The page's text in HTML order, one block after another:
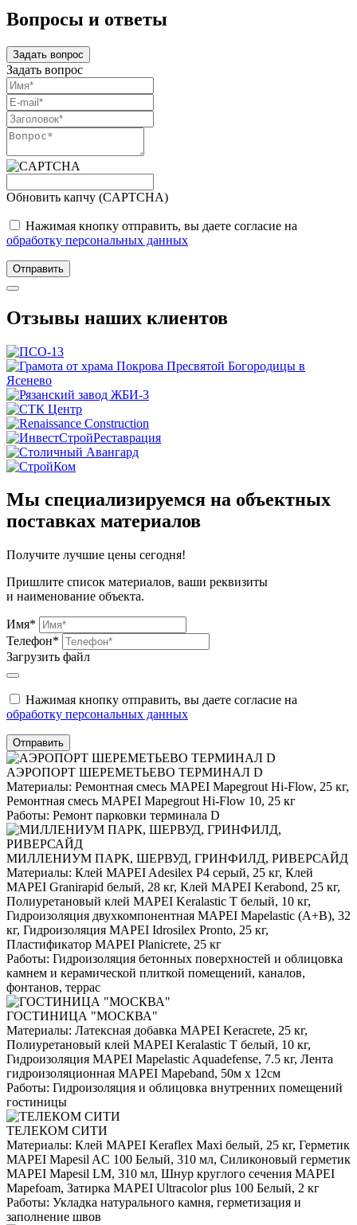
Вопросы и ответы
Задать вопрос
Задать вопрос
Обновить капчу (CAPTCHA)
Нажимая кнопку отправить, вы даете согласие на
обработку персональных данных
Отправить
Отзывы наших клиентов
Мы специализируемся на объектных
поставках материалов
Получите лучшие цены сегодня!
Пришлите список материалов, ваши реквизиты
и наименование объекта.
Имя*
Телефон*
Загрузить файл
Нажимая кнопку отправить, вы даете согласие на
обработку персональных данных
Отправить
АЭРОПОРТ ШЕРЕМЕТЬЕВО ТЕРМИНАЛ D
Материалы: Ремонтная смесь MAPEI Mapegrout Hi-Flow, 25 кг,
Ремонтная смесь MAPEI Mapegrout Hi-Flow 10, 25 кг
Работы: Ремонт парковки терминала D
МИЛЛЕНИУМ ПАРК, ШЕРВУД, ГРИНФИЛД, РИВЕРСАЙД
Материалы: Клей MAPEI Adesilex P4 серый, 25 кг, Клей
MAPEI Granirapid белый, 28 кг, Клей MAPEI Kerabond, 25 кг,
Полиуретановый клей MAPEI Keralastic T белый, 10 кг,
Гидроизоляция двухкомпонентная MAPEI Mapelastic (А+B), 32
кг, Гидроизоляция MAPEI Idrosilex Pronto, 25 кг,
Пластификатор MAPEI Planicrete, 25 кг
Работы: Гидроизоляция бетонных поверхностей и облицовка
камнем и керамической плиткой помещений, каналов,
фонтанов, террас
ГОСТИНИЦА "МОСКВА"
Материалы: Латексная добавка MAPEI Keracrete, 25 кг,
Полиуретановый клей MAPEI Keralastic T белый, 10 кг,
Гидроизоляция MAPEI Mapelastic Aquadefense, 7.5 кг, Лента
гидроизоляционная MAPEI Mapeband, 50м x 12см
Работы: Гидроизоляция и облицовка внутренних помещений
гостиницы
ТЕЛЕКОМ СИТИ
Материалы: Клей MAPEI Keraflex Maxi белый, 25 кг, Герметик
MAPEI Mapesil AC 100 Белый, 310 мл, Силиконовый герметик
MAPEI Mapesil LM, 310 мл, Шнур круглого сечения MAPEI
Mapefoam, Затирка MAPEI Ultracolor plus 100 Белый, 2 кг
Работы: Укладка натурального камня, герметизация и
заполнение швов